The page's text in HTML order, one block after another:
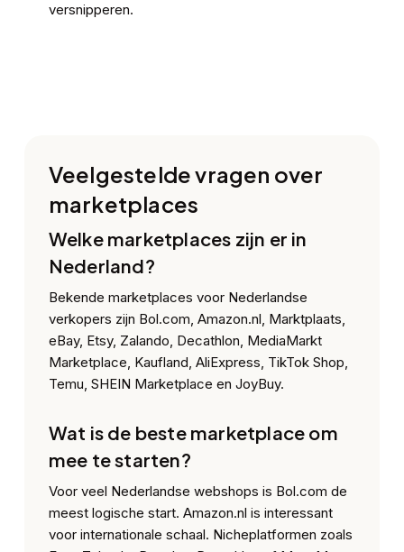
versnipperen.
Veelgestelde vragen over
marketplaces
Welke marketplaces zijn er in
Nederland?
Bekende marketplaces voor Nederlandse
verkopers zijn Bol.com, Amazon.nl, Marktplaats,
eBay, Etsy, Zalando, Decathlon, MediaMarkt
Marketplace, Kaufland, AliExpress, TikTok Shop,
Temu, SHEIN Marketplace en JoyBuy.
Wat is de beste marketplace om
mee te starten?
Voor veel Nederlandse webshops is Bol.com de
meest logische start. Amazon.nl is interessant
voor internationale schaal. Nicheplatformen zoals